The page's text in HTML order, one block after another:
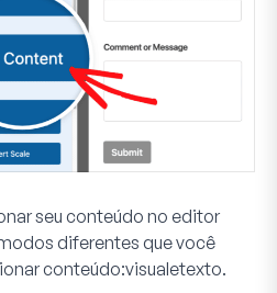
seu conteúdo no editor
diferentes que você
conteúdo:visualetexto.